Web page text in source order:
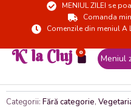
MENIUL ZILEI se
Comanda
Comenzile din meniul A
K' la Cluj 0
Cart Meniul
Categorii: Fără categorie,